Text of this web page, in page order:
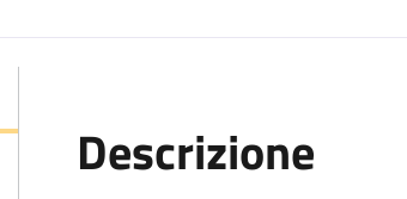
Descrizione